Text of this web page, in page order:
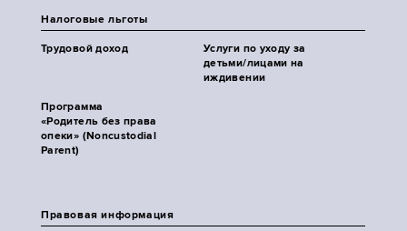
Налоговые льготы
Трудовой доход
Услуги по уходу за
детьми/лицами на
иждивении
Программа
«Родитель без права
опеки» (Noncustodial
Parent)
Правовая информация